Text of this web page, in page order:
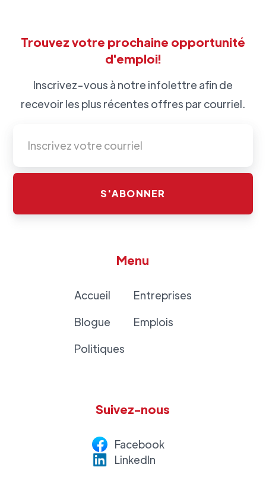
Trouvez votre prochaine opportunité
d'emploi!
Inscrivez-vous à notre infolettre afin de
recevoir les plus récentes offres par courriel.
Menu
Accueil
Blogue
Politiques
Entreprises
Emplois
Suivez-nous
Facebook
LinkedIn